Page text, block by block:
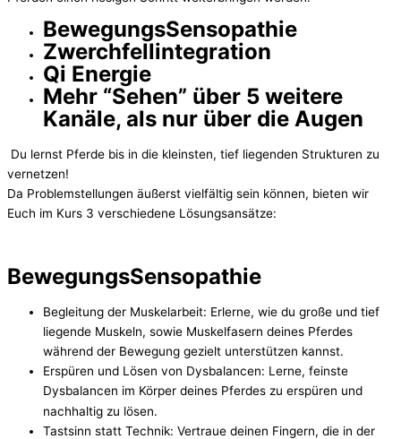
BewegungsSensopathie
Zwerchfellintegration
Qi Energie
Mehr “Sehen” über 5 weitere
Kanäle, als nur über die Augen
Du lernst Pferde bis in die kleinsten, tief liegenden Strukturen zu
vernetzen!
Da Problemstellungen äußerst vielfältig sein können, bieten wir
Euch im Kurs 3 verschiedene Lösungsansätze:
BewegungsSensopathie
Begleitung der Muskelarbeit: Erlerne, wie du große und tief
liegende Muskeln, sowie Muskelfasern deines Pferdes
während der Bewegung gezielt unterstützen kannst.
Erspüren und Lösen von Dysbalancen: Lerne, feinste
Dysbalancen im Körper deines Pferdes zu erspüren und
nachhaltig zu lösen.
Tastsinn statt Technik: Vertraue deinen Fingern, die in der